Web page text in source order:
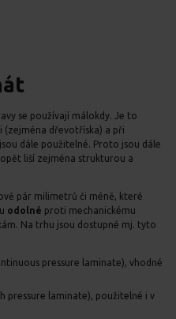
se používají málokdy. Je to
dřevotříska) a při
dále použitelné. Proto jsou dále
liší zejména strukturou a
pár milimetrů či méně, které
odolné proti mechanickému
Na trhu jsou dostupné mj. tyto
pressure laminate), vhodné
pressure laminate), použitelné i v